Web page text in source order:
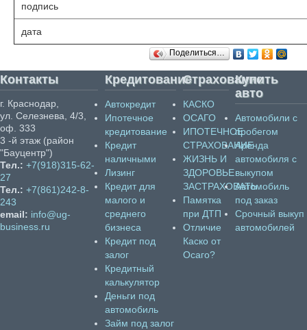
подпись
дата
Поделиться…
Контакты
г. Краснодар,
ул. Селезнева, 4/3,
оф. 333
3 -й этаж (район
"Бауцентр")
Тел.: +7(918)315-62-
27
Тел.: +7(861)242-8-
243
email: info@ug-
business.ru
Кредитование
Автокредит
Ипотечное
кредитование
Кредит
наличными
Лизинг
Кредит для
малого и
среднего
бизнеса
Кредит под
залог
Кредитный
калькулятор
Деньги под
автомобиль
Займ под залог
Страхование
КАСКО
ОСАГО
ИПОТЕЧНОЕ
СТРАХОВАНИЕ
ЖИЗНЬ И
ЗДОРОВЬЕ
ЗАСТРАХОВАТЬ
Памятка
при ДТП
Отличие
Каско от
Осаго?
Купить
авто
Автомобили с
пробегом
Аренда
автомобиля с
выкупом
Автомобиль
под заказ
Срочный выкуп
автомобилей